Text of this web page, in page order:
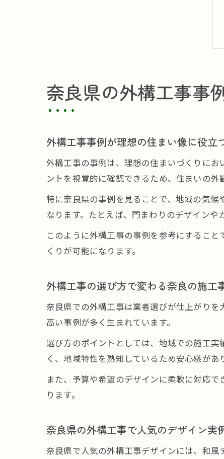
奈良県の外構工事事
外構工事事例が理想の住まい像に役立
外構工事の事例は、理想の住まいづくりに
ントを視覚的に確認できるため、住まいの外
特に奈良県の事例を見ることで、地域の気
なります。たとえば、門まわりのデザインや
このように外構工事の事例を参考にするこ
くりが可能になります。
外構工事の選び方で変わる奈良の施工
奈良県での外構工事は業者選びが仕上がり
高い事例が多く生まれています。
選び方のポイントとしては、地域での施工
く、地域特性を熟知しているため安心感があ
また、予算や希望のデザインに柔軟に対応
ります。
奈良県の外構工事で人気のデザイン実
奈良県で人気の外構工事デザインには、和